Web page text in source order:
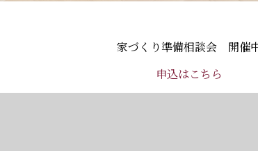
家づくり準備相談会 開催
申込はこちら